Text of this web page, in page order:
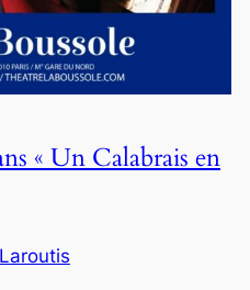
« Un Calabrais en